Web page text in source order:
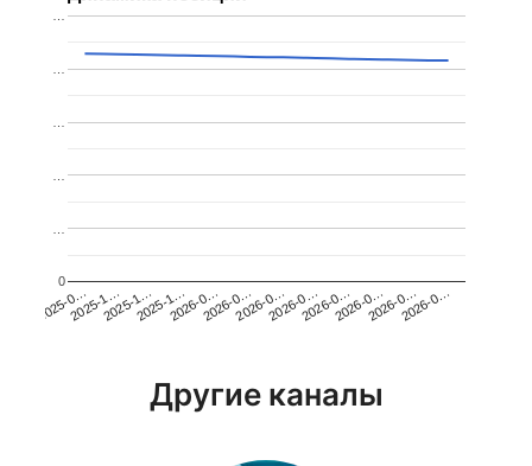
2025-0…2025-1…2025-1…2025-1…2026-0…2026-0…2026-0…2026-0…2026-0…2026-0…2026-0…2026-0…
0
…
…
Другие каналы